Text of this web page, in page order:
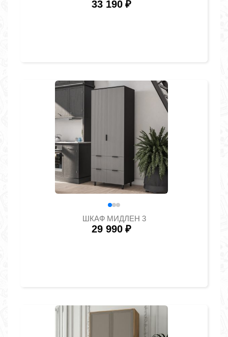
33 190 ₽
ШКАФ МИДЛЕН 3
29 990 ₽